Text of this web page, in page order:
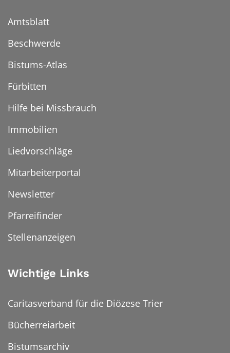
Amtsblatt
Beschwerde
Bistums-Atlas
Fürbitten
Hilfe bei Missbrauch
Immobilien
Liedvorschläge
Mitarbeiterportal
Newsletter
Pfarreifinder
Stellenanzeigen
Wichtige Links
Caritasverband für die Diözese Trier
Bücherreiarbeit
Bistumsarchiv